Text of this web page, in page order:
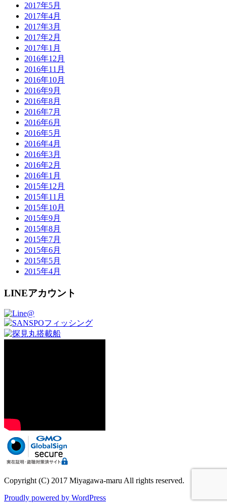
2017年5月
2017年4月
2017年3月
2017年2月
2017年1月
2016年12月
2016年11月
2016年10月
2016年9月
2016年8月
2016年7月
2016年6月
2016年5月
2016年4月
2016年3月
2016年2月
2016年1月
2015年12月
2015年11月
2015年10月
2015年9月
2015年8月
2015年7月
2015年6月
2015年5月
2015年4月
LINEアカウント
Copyright (C) 2017 Miyagawa-maru All rights reserved.
Proudly powered by WordPress